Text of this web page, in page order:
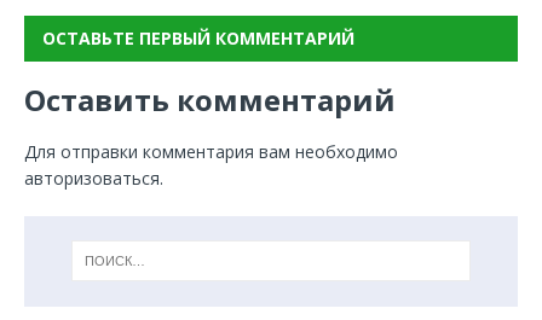
ОСТАВЬТЕ ПЕРВЫЙ КОММЕНТАРИЙ
Оставить комментарий
Для отправки комментария вам необходимо
авторизоваться.